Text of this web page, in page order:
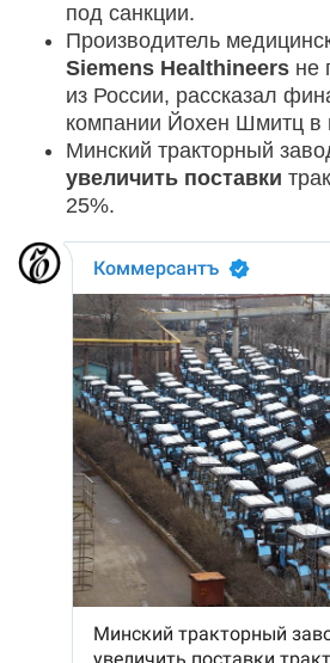
под санкции.
Производитель
Siemens Healthineers не
из России, рассказал
компании Йохен Шмитц в
Минский тракторный
увеличить поставки
25%.